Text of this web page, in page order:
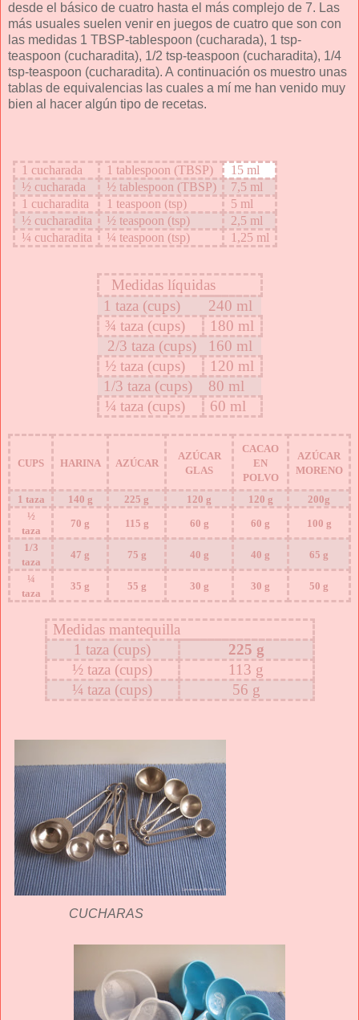
desde el básico de cuatro hasta el más complejo de 7. Las
más usuales suelen venir en juegos de cuatro que son con
las medidas 1 TBSP-tablespoon (cucharada), 1 tsp-
teaspoon (cucharadita), 1/2 tsp-teaspoon (cucharadita), 1/4
tsp-teaspoon (cucharadita). A continuación os muestro unas
tablas de equivalencias las cuales a mí me han venido muy
bien al hacer algún tipo de recetas.
1 cucharada 1 tablespoon (TBSP)
15 ml
½ cucharada
½ tablespoon (TBSP)
7,5 ml
1 cucharadita
1 teaspoon (tsp)
5 ml
½ cucharadita
½ teaspoon (tsp)
2,5 ml
¼ cucharadita
¼ teaspoon (tsp) 1,25 ml
Medidas líquidas
1 taza (cups)
240 ml
¾ taza (cups)
180 ml
2/3 taza (cups)
160 ml
½ taza (cups)
120 ml
1/3 taza (cups)
80 ml
¼ taza (cups)
60 ml
CUPS HARINA AZÚCAR
AZÚCAR
GLAS
CACAO
EN
POLVO
AZÚCAR
MORENO
1 taza 140 g 225 g 120 g 120 g
200g
½
taza
70 g 115 g 60 g 60 g
100 g
1/3
taza
47 g 75 g 40 g 40 g
65 g
¼
taza
35 g 55 g 30 g 30 g 50 g
Medidas mantequilla
1 taza (cups)
225 g
½ taza (cups)
113 g
¼ taza (cups)
56 g
CUCHARAS